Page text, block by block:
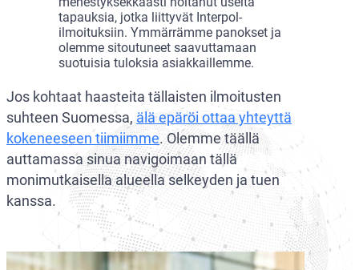
tapauksia, jotka liittyvät Interpol-
ilmoituksiin. Ymmärrämme panokset ja
olemme sitoutuneet saavuttamaan
suotuisia tuloksia asiakkaillemme.
Jos kohtaat haasteita tällaisten ilmoitusten
suhteen Suomessa, älä epäröi ottaa yhteyttä
kokeneeseen tiimiimme. Olemme täällä
auttamassa sinua navigoimaan tällä
monimutkaisella alueella selkeyden ja tuen
kanssa.